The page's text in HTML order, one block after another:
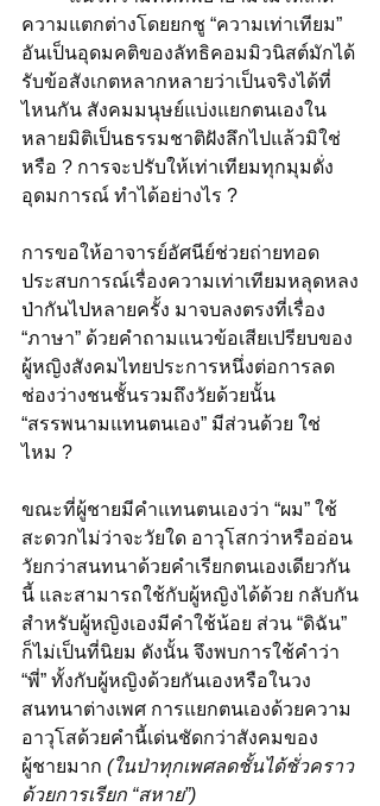
ความแตกต่างโดยยกชู “ความเท่าเทียม”
อันเป็นอุดมคติของลัทธิคอมมิวนิสต์มักได้
รับข้อสังเกตหลากหลายว่าเป็นจริงได้ที่
ไหนกัน สังคมมนุษย์แบ่งแยกตนเองใน
หลายมิติเป็นธรรมชาติฝังลึกไปแล้วมิใช่
หรือ ? การจะปรับให้เท่าเทียมทุกมุมดั่ง
อุดมการณ์ ทำได้อย่างไร ?
การขอให้อาจารย์อัศนีย์ช่วยถ่ายทอด
ประสบการณ์เรื่องความเท่าเทียมหลุดหลง
ป่ากันไปหลายครั้ง มาจบลงตรงที่เรื่อง
“ภาษา” ด้วยคำถามแนวข้อเสียเปรียบของ
ผู้หญิงสังคมไทยประการหนึ่งต่อการลด
ช่องว่างชนชั้นรวมถึงวัยด้วยนั้น
“สรรพนามแทนตนเอง” มีส่วนด้วย ใช่
ไหม ?
ขณะที่ผู้ชายมีคำแทนตนเองว่า “ผม” ใช้
สะดวกไม่ว่าจะวัยใด อาวุโสกว่าหรืออ่อน
วัยกว่าสนทนาด้วยคำเรียกตนเองเดียวกัน
นี้ และสามารถใช้กับผู้หญิงได้ด้วย กลับกัน
สำหรับผู้หญิงเองมีคำใช้น้อย ส่วน “ดิฉัน”
ก็ไม่เป็นที่นิยม ดังนั้น จึงพบการใช้คำว่า
“พี่” ทั้งกับผู้หญิงด้วยกันเองหรือในวง
สนทนาต่างเพศ การแยกตนเองด้วยความ
อาวุโสด้วยคำนี้เด่นชัดกว่าสังคมของ
ผู้ชายมาก (ในป่าทุกเพศลดชั้นได้ชั่วคราว
ด้วยการเรียก “สหาย”)